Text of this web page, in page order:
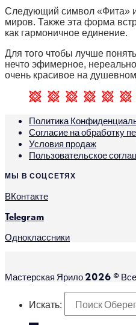
Следующий символ «Фита»
миров. Также эта форма
как гармоничное единение.
Для того чтобы лучше
нечто эфимерное,
очень красивое на
Политика
Согласие на обработку
Условия продаж
Пользовательское
МЫ В СОЦСЕТЯХ
ВКонтакте
Telegram
Одноклассники
Мастерская Ярило 2026 ©
Искать: